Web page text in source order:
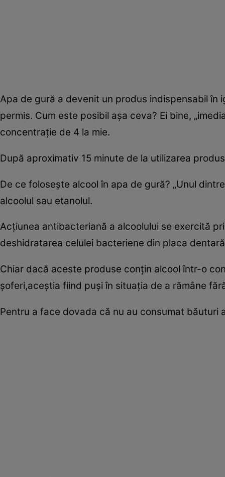
Apa de gură a devenit un produs indispensabil în
permis. Cum este posibil aşa ceva? Ei bine,
concentraţie de 4 la mie.
După aproximativ 15 minute de la utilizarea
De ce foloseşte alcool în apa de gură? „Unul
alcoolul sau etanolul.
Acţiunea antibacteriană a alcoolului se exercită
deshidratarea celulei bacteriene din placa
Chiar dacă aceste produse conţin alcool într-o
şoferi,aceştia fiind puşi în situaţia de a rămâne
Pentru a face dovada că nu au consumat